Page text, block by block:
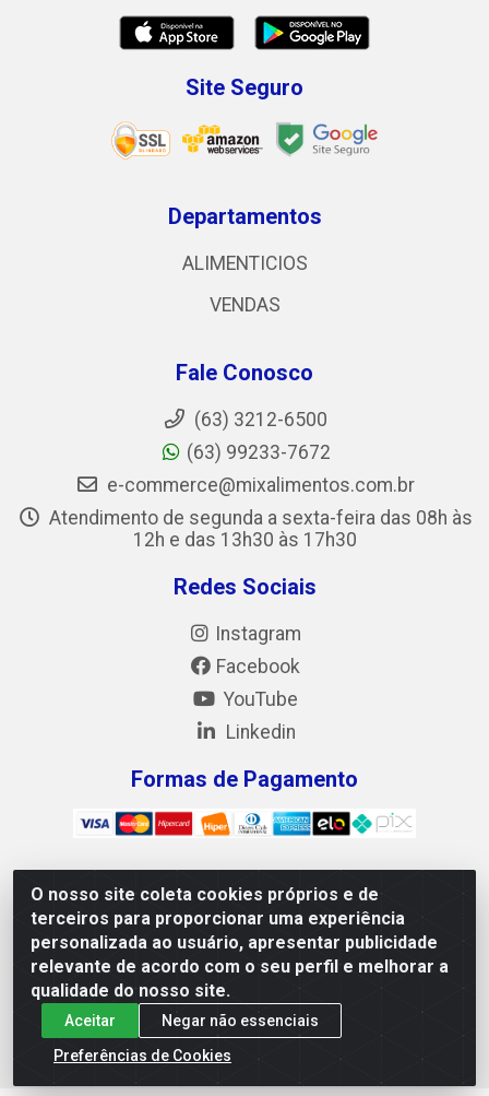
O nosso site coleta cookies próprios e de
terceiros para proporcionar uma experiência
personalizada ao usuário, apresentar publicidade
relevante de acordo com o seu perfil e melhorar a
qualidade do nosso site.
Aceitar
Negar não essenciais
Preferências de Cookies
Site Seguro
Departamentos
ALIMENTICIOS
VENDAS
Fale Conosco
(63) 3212-6500
(63) 99233-7672
e-commerce@mixalimentos.com.br
Atendimento de segunda a sexta-feira das 08h às
12h e das 13h30 às 17h30
Redes Sociais
Instagram
Facebook
YouTube
Linkedin
Formas de Pagamento
Mix Alimentos LTDA - Quadra Asr Ne 55 (412 Norte), Alameda
02, S/N - Plano Diretor Norte, Palmas/TO - CEP 77.006-540 -
CNPJ 05.922.500/0001-02